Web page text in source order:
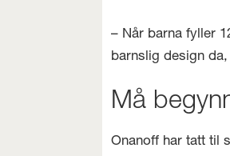
– Når barna fyller
barnslig design
Må
Onanoff har tatt til